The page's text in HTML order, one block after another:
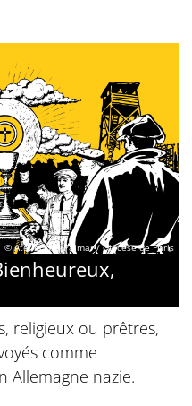
© Atelier des Palmar / Diocèse de Paris
religieux ou prêtres,
comme
Allemagne nazie.